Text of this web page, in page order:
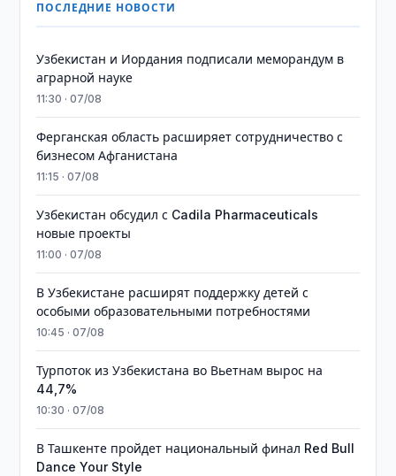
ПОСЛЕДНИЕ НОВОСТИ
Узбекистан и Иордания подписали меморандум в
аграрной науке
11:30 · 07/08
Ферганская область расширяет сотрудничество с
бизнесом Афганистана
11:15 · 07/08
Узбекистан обсудил с Cadila Pharmaceuticals
новые проекты
11:00 · 07/08
В Узбекистане расширят поддержку детей с
особыми образовательными потребностями
10:45 · 07/08
Турпоток из Узбекистана во Вьетнам вырос на
44,7%
10:30 · 07/08
В Ташкенте пройдет национальный финал Red Bull
Dance Your Style